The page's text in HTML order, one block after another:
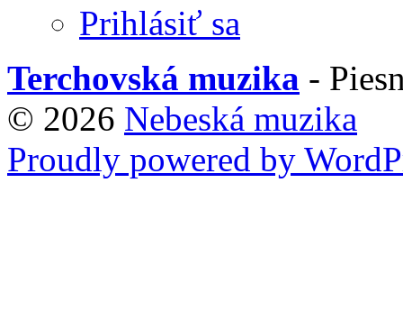
Prihlásiť sa
Terchovská muzika -
© 2026 Nebeská muzika
Proudly powered by